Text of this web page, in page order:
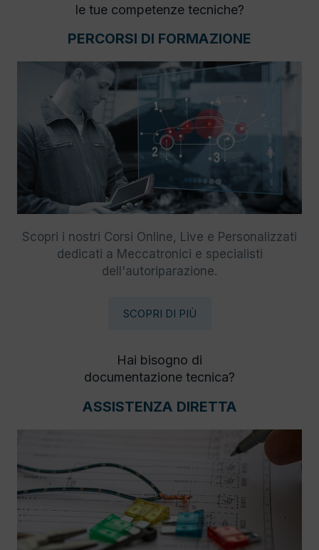
le tue competenze tecniche?
PERCORSI DI FORMAZIONE
Scopri i nostri Corsi Online, Live e Personalizzati
dedicati a Meccatronici e specialisti
dell'autoriparazione.
SCOPRI DI PIÙ
Hai bisogno di
documentazione tecnica?
ASSISTENZA DIRETTA